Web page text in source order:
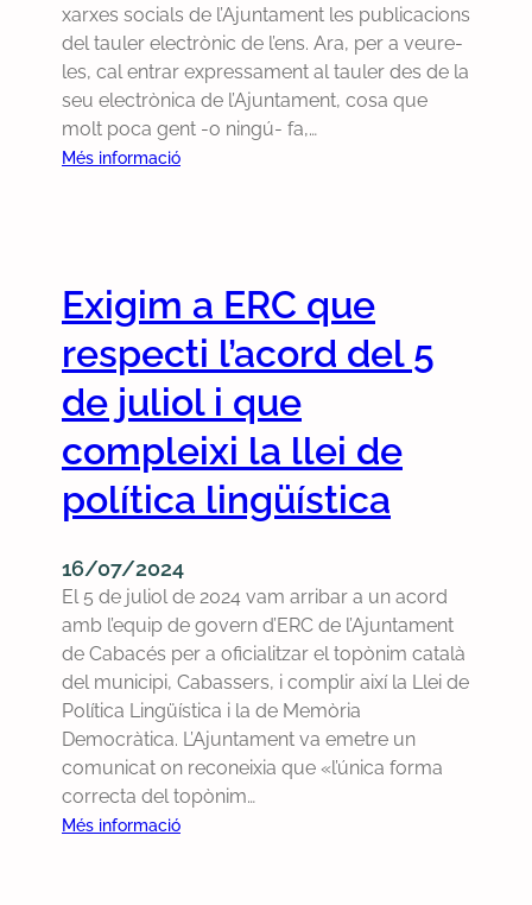
r
n
d
’
E
R
A
j
n
a
m
e
t
d
e
C
a
b
a
s
s
e
xarxes socials de l’Ajuntament les publicacions
del tauler electrònic de l’ens. Ara, per a veure-
les, cal entrar expressament al tauler des de la
seu electrònica de l’Ajuntament, cosa que
molt poca gent -o ningú- fa,…
Més informació:
c
r
i
i
u
-
v
a
Exigim a ERC que
respecti l’acord del 5
de juliol i que
compleixi la llei de
política lingüística
16/07/2024
El 5 de juliol de 2024 vam arribar a un acord
amb l’equip de govern d’ERC de l’Ajuntament
de Cabacés per a oficialitzar el topònim català
del municipi, Cabassers, i complir així la Llei de
Política Lingüística i la de Memòria
Democràtica. L’Ajuntament va emetre un
comunicat on reconeixia que «l’única forma
correcta del topònim…
Més informació: